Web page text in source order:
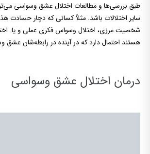
طبق بررسی‌ها و مطالعات اختلال عشق وسواسی
سایر اختلالات باشد. مثلاً کسانی که دچار حسادت
شخصیت مرزی، اختلال وسواس فکری عملی و یا
هستند احتمال دارد که در آینده در رابطه‌شان عشق
درمان اختلال عشق وسواسی